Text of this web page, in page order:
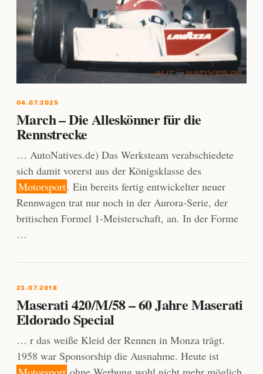
04.07.2025
March – Die Alleskönner für die
Rennstrecke
… AutoNatives.de) Das Werksteam verabschiedete
sich damit vorerst aus der Königsklasse des
Motorsport. Ein bereits fertig entwickelter neuer
Rennwagen trat nur noch in der Aurora-Serie, der
britischen Formel 1-Meisterschaft, an. In der Forme
…
23.07.2018
Maserati 420/M/58 – 60 Jahre Maserati
Eldorado Special
… r das weiße Kleid der Rennen in Monza trägt.
1958 war Sponsorship die Ausnahme. Heute ist